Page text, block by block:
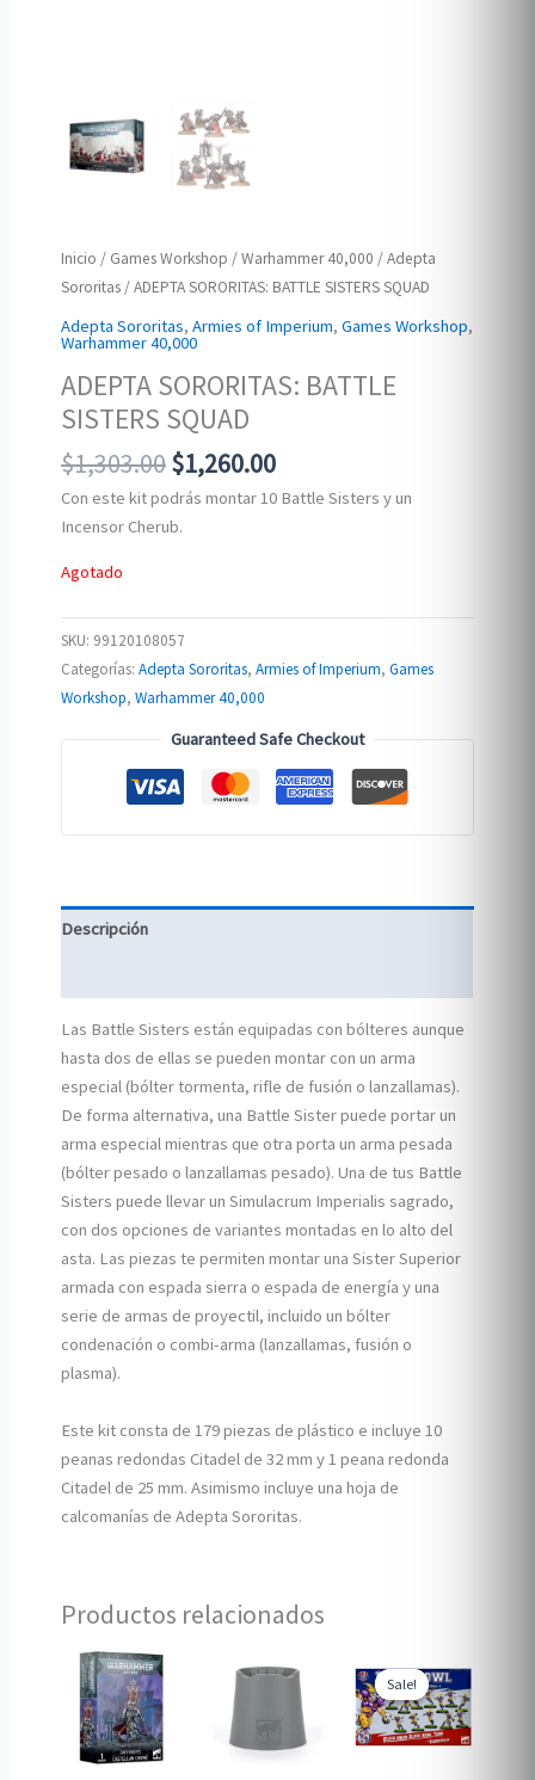
Inicio / Games Workshop /Warhammer 40,000 /Adepta
Sororitas / ADEPTA SORORITAS: BATTLE SISTERS SQUAD
Adepta Sororitas,Armies of Imperium,Games Workshop,
Warhammer 40,000
ADEPTA SORORITAS: BATTLE
SISTERS SQUAD
$1,303.00Original
price
was:
$1,260.00Current
price
Con este kit podrás montar 10 Battle Sisters y un
Incensor Cherub.
Agotado
SKU: 99120108057
Categorías:Adepta Sororitas,Armies of Imperium,Games
Workshop,Warhammer 40,000
Guaranteed Safe Checkout
Descripción
Las Battle Sisters están equipadas con bólteres aunque
hasta dos de ellas se pueden montar con un arma
especial (bólter tormenta, rifle de fusión o lanzallamas).
De forma alternativa, una Battle Sister puede portar un
arma especial mientras que otra porta un arma pesada
(bólter pesado o lanzallamas pesado). Una de tus Battle
Sisters puede llevar un Simulacrum Imperialis sagrado,
con dos opciones de variantes montadas en lo alto del
asta. Las piezas te permiten montar una Sister Superior
armada con espada sierra o espada de energía y una
serie de armas de proyectil, incluido un bólter
condenación o combi-arma (lanzallamas, fusión o
plasma).
Este kit consta de 179 piezas de plástico e incluye 10
peanas redondas Citadel de 32 mm y 1 peana redonda
Citadel de 25 mm. Asimismo incluye una hoja de
calcomanías de Adepta Sororitas.
Productos relacionados
Sale!
Sale!